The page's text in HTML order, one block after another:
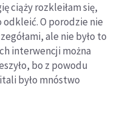
ciąży rozkleiłam się,
odkleić. O porodzie nie
ale nie było to
interwencji można
bo z powodu
było mnóstwo